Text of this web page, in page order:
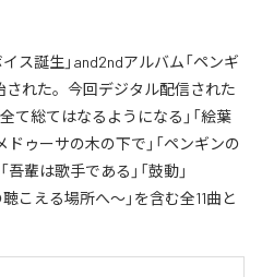
ス誕生」and2ndアルバム「ペンギ
された。今回デジタル配信された
て総てはなるようになる」「絵葉
ドゥーサの木の下で」「ペンギンの
吾輩は歌手である」「鼓動」
聴こえる場所へ〜」を含む全11曲と